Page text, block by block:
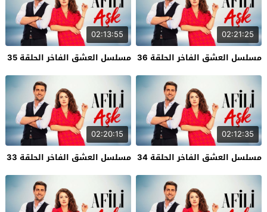
02:21:25
مسلسل العشق الفاخر الحلقة 36
02:13:55
مسلسل العشق الفاخر الحلقة 35
02:12:35
مسلسل العشق الفاخر الحلقة 34
02:20:15
مسلسل العشق الفاخر الحلقة 33